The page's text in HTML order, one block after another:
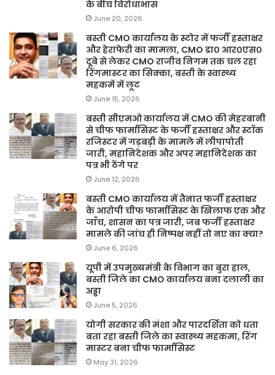
के बीच विरोधाभास
June 20, 2026
बस्ती CMO कार्यालय के स्टोर में फर्जी हस्ताक्षर
और हेराफेरी का मामला, CMO डा० आर०एस०
दूबे से लेकर CMO राजीव निगम तक चल रहा
रिंगमास्टर का सिक्का, बस्ती के स्वास्थ्य
महकमें में लूट
June 15, 2026
बस्ती सीएमओ कार्यालय में CMO की मेहरबानी
से चीफ फार्मासिस्ट के फर्जी हस्ताक्षर और स्टॉक
रजिस्टर में गड़बड़ी के मामले में लीपापोती
जारी, महानिदेशक और अपर महानिदेशक का
पत्र भी ठेंगे पर
June 12, 2026
बस्ती CMO कार्यालय में तैनात फर्जी हस्ताक्षर
के आरोपी चीफ फार्मासिस्ट के खिलाफ एक और
जाँच, शासन का पत्र जारी, जब फर्जी हस्ताक्षर
मामले की जांच ही निष्पक्ष नहीं तो नए का क्या?
June 6, 2026
यूपी में उपमुख्यमंत्री के विभाग का बुरा हाल,
बस्ती जिले का CMO कार्यालय बना दलाली का
अड्डा
June 5, 2026
योगी सरकार की मंशा और पारदर्शिता को धता
बता रहा बस्ती जिले का स्वास्थ्य महकमा, रिंग
मास्टर बना चीफ फार्मासिस्ट
May 31, 2026